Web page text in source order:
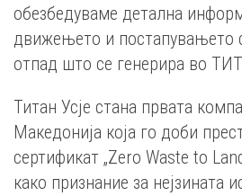
обезбедуваме детална
движењето и постапувањето
отпад што се генерира во
Титан Усје стана првата
Македонија која го доби
сертификат „Zero Waste to
како признание за нејзината